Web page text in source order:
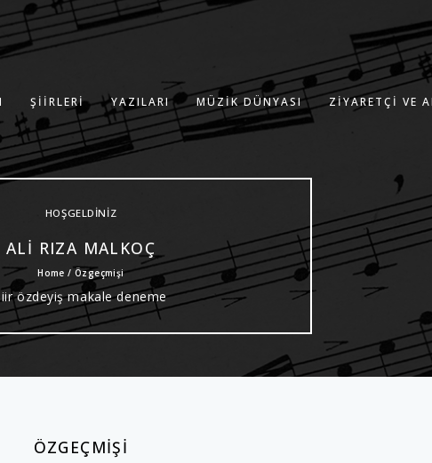
ŞIIRLERI YAZILARI MÜZIK DÜNYASI ZIYARETÇI VE
HOŞGELDINIZ
ALI RIZA MALKOÇ
Home / Özgeçmişi
özdeyiş makale deneme
ÖZGEÇMIŞI